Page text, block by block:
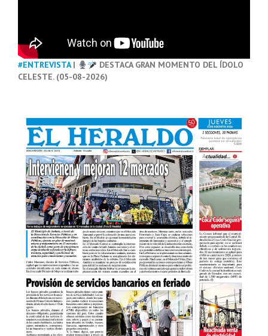
#ENTREVISTA|
DESTACA GRAN MOMENTO DEL ÍDOLO
CELESTE. (05-08-2026)